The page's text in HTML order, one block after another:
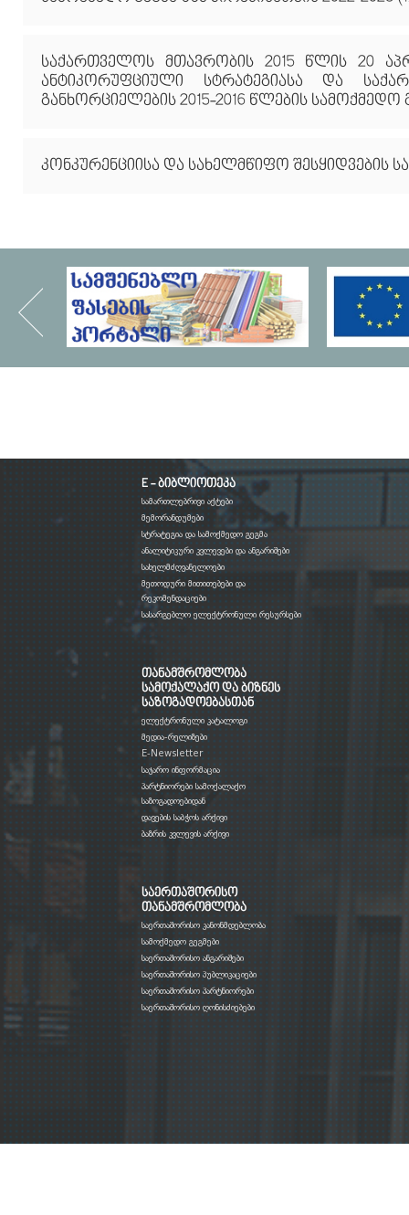
საქართველოს მთავრობის 2015 წლის 20
ანტიკორუფციული სტრატეგიასა და
განხორციელების 2015-2016 წლების სამოქმედო
კონკურენციისა და სახელმწიფო შესყიდვების
E - ბიბლიოთეკა
სამართლებრივი აქტები
მემორანდუმები
სტრატეგია და სამოქმედო გეგმა
ანალიტიკური კვლევები და ანგარიშები
სახელმძღვანელოები
მეთოდური მითითებები და
რეკომენდაციები
სასარგებლო ელექტრონული რესურსები
თანამშრომლობა
სამოქალაქო და ბიზნეს
საზოგადოებასთან
ელექტრონული კატალოგი
მედია-რელიზები
E-Newsletter
საჯარო ინფორმაცია
პარტნიორები სამოქალაქო
საზოგადოებიდან
დავების საბჭოს არქივი
ბაზრის კვლევის არქივი
საერთაშორისო
თანამშრომლობა
საერთაშორისო კანონმდებლობა
სამოქმედო გეგმები
საერთაშორისო ანგარიშები
საერთაშორისო პუბლიკაციები
საერთაშორისო პარტნიორები
საერთაშორისო ღონისძიებები